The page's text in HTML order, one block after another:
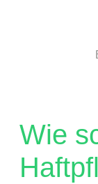
Wie